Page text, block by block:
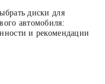
диски для
автомобиля:
и рекомендации